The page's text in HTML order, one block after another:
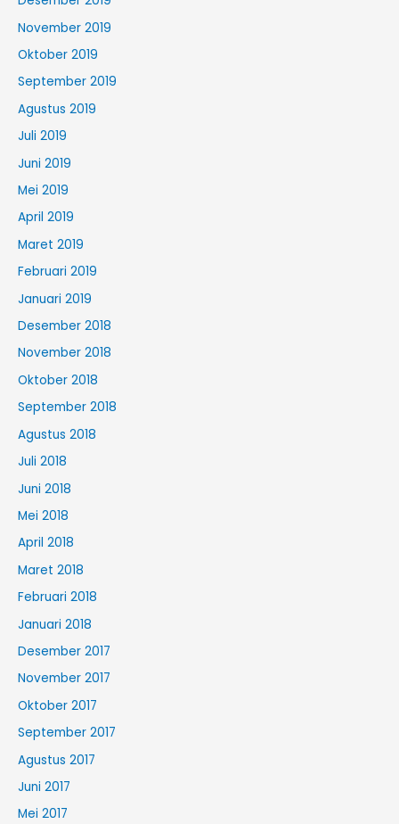
November 2019
Oktober 2019
September 2019
Agustus 2019
Juli 2019
Juni 2019
Mei 2019
April 2019
Maret 2019
Februari 2019
Januari 2019
Desember 2018
November 2018
Oktober 2018
September 2018
Agustus 2018
Juli 2018
Juni 2018
Mei 2018
April 2018
Maret 2018
Februari 2018
Januari 2018
Desember 2017
November 2017
Oktober 2017
September 2017
Agustus 2017
Juni 2017
Mei 2017